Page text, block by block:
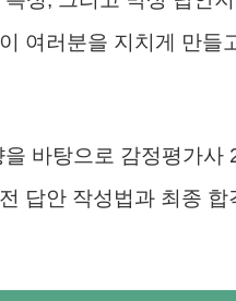
여러분을 지치게 만들
바탕으로 감정평가사
답안 작성법과 최종 합